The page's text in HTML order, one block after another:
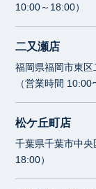
10:00～18:00）
二又瀬店
福岡県福岡市東
（営業時間 10:00
松ケ丘町店
千葉県千葉市中
18:00）